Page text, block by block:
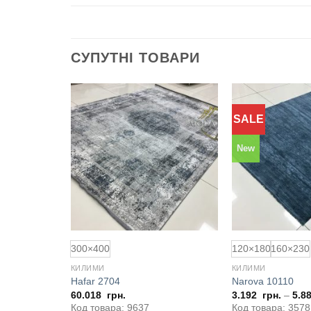
СУПУТНІ ТОВАРИ
Додати
до
обраного
300×400
КИЛИМИ
Hafar 2704
60.018 грн.
Код товара: 9637
SALE
New
120×180160×230
КИЛИМИ
Narova 10110
3.192 грн. –
Код товара: 3578